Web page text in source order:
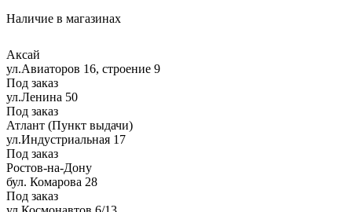
Наличие в магазинах
Аксай
ул.Авиаторов 16, строение 9
Под заказ
ул.Ленина 50
Под заказ
Атлант (Пункт выдачи)
ул.Индустриальная 17
Под заказ
Ростов-на-Дону
бул. Комарова 28
Под заказ